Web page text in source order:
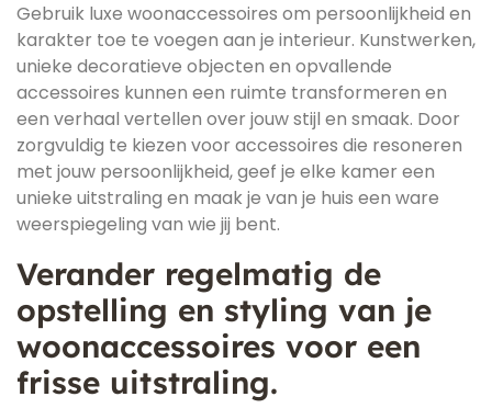
Gebruik luxe woonaccessoires om persoonlijkheid en
karakter toe te voegen aan je interieur. Kunstwerken,
unieke decoratieve objecten en opvallende
accessoires kunnen een ruimte transformeren en
een verhaal vertellen over jouw stijl en smaak. Door
zorgvuldig te kiezen voor accessoires die resoneren
met jouw persoonlijkheid, geef je elke kamer een
unieke uitstraling en maak je van je huis een ware
weerspiegeling van wie jij bent.
Verander regelmatig de
opstelling en styling van je
woonaccessoires voor een
frisse uitstraling.